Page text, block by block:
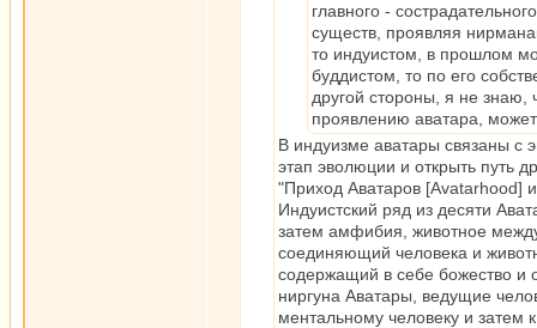
главного -
существ, проявляя
то индуистом, в прошлом
буддистом, то по его
другой стороны, я не знаю,
проявлению аватара,
В индуизме аватары связаны с
этап эволюции и открыть путь
"Приход Аватаров [Avatarhood]
Индуистский ряд из десяти
затем амфибия, животное
соединяющий человека и
содержащий в себе божество и
ниргуна Аватары, ведущие
ментальному человеку и затем